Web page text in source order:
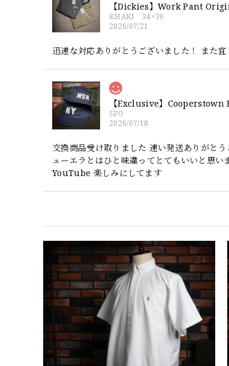
【Dickies】Work Pant
KHAKI 34×30
2026/07/21
迅速な対応ありがとうございました！ また宜
SPO
2026/07/18
交換商品受け取りました 速い発送ありがと
ューエラとはひと味違ってとてもいいと思い
YouTube 楽しみにしてます
2026/07/17
【W36】POLO by Ralph
2026/07/17